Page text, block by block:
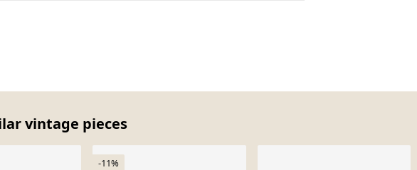
vintage pieces
-11%